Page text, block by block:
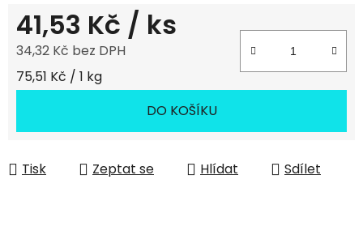
41,53 Kč / ks
34,32 Kč bez DPH
Měrná cena:
75,51 Kč / 1 kg
DO KOŠÍKU
Tisk Zeptat se Hlídat Sdílet